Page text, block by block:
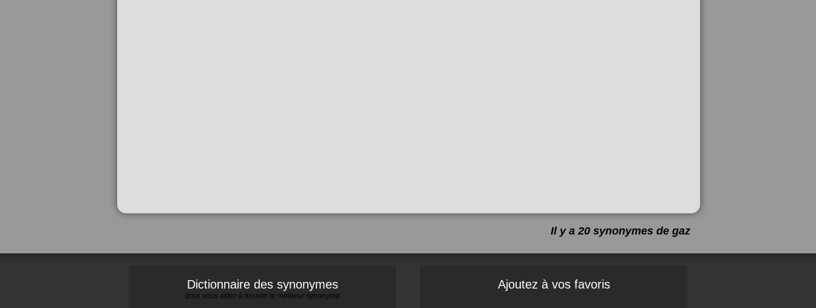
Il y a 20 synonymes de gaz
Dictionnaire des synonymes
pour vous aider à trouver le meilleur synonyme
Ajoutez à vos favoris